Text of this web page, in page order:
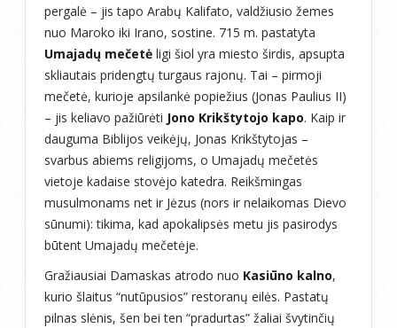
pergalė – jis tapo Arabų Kalifato, valdžiusio žemes
nuo Maroko iki Irano, sostine. 715 m. pastatyta
Umajadų mečetė ligi šiol yra miesto širdis, apsupta
skliautais pridengtų turgaus rajonų. Tai – pirmoji
mečetė, kurioje apsilankė popiežius (Jonas Paulius II)
– jis keliavo pažiūrėti Jono Krikštytojo kapo. Kaip ir
dauguma Biblijos veikėjų, Jonas Krikštytojas –
svarbus abiems religijoms, o Umajadų mečetės
vietoje kadaise stovėjo katedra. Reikšmingas
musulmonams net ir Jėzus (nors ir nelaikomas Dievo
sūnumi): tikima, kad apokalipsės metu jis pasirodys
būtent Umajadų mečetėje.
Gražiausiai Damaskas atrodo nuo Kasiūno kalno,
kurio šlaitus “nutūpusios” restoranų eilės. Pastatų
pilnas slėnis, šen bei ten “pradurtas” žaliai švytinčių